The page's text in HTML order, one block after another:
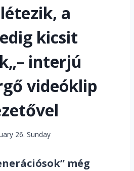
a
kicsit
interjú
videóklip
26. Sunday
még